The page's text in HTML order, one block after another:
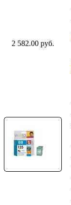
2 582.00 руб.